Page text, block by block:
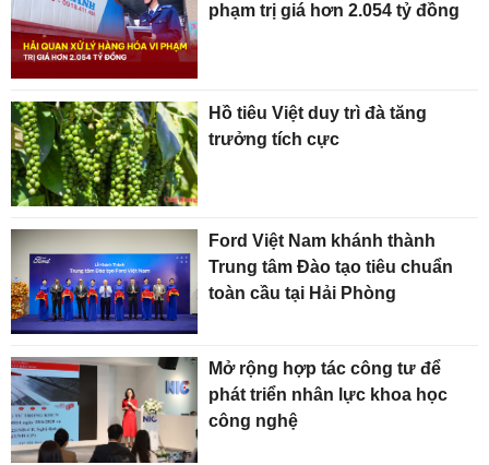
phạm trị giá hơn 2.054 tỷ đồng
Hồ tiêu Việt duy trì đà tăng
trưởng tích cực
Ford Việt Nam khánh thành
Trung tâm Đào tạo tiêu chuẩn
toàn cầu tại Hải Phòng
Mở rộng hợp tác công tư để
phát triển nhân lực khoa học
công nghệ